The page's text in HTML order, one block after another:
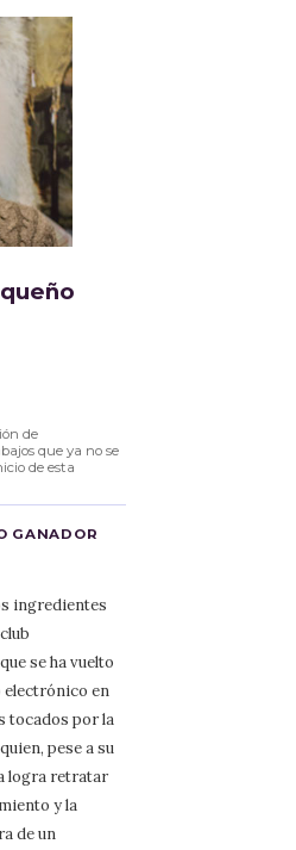
de
que ya no se
de esta
GANADOR
ingredientes
se ha vuelto
electrónico en
tocados por la
pese a su
logra retratar
y la
de un